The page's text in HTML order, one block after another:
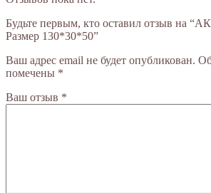
Будьте первым, кто оставил отзыв на
Размер 130*30*50”
Ваш адрес email не будет опубликован.
помечены *
Ваш отзыв *